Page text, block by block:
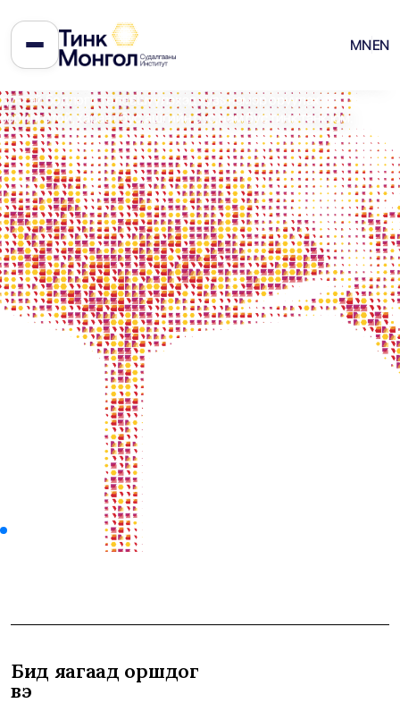
MNEN
Бид хэн бэ
Тинк Монгол судалгааны институт нь Монгол Улсын
стратегийн хөгжлийн орчныг улс төр, эдийн засаг,
дүнтэй бодлого төлөвшүүлэхэд хувь нэмэр оруулах
зорилготой, хараат бус, ашгийн бус, нам бус тинк танк юм.
Бид яагаад оршдог
вэ